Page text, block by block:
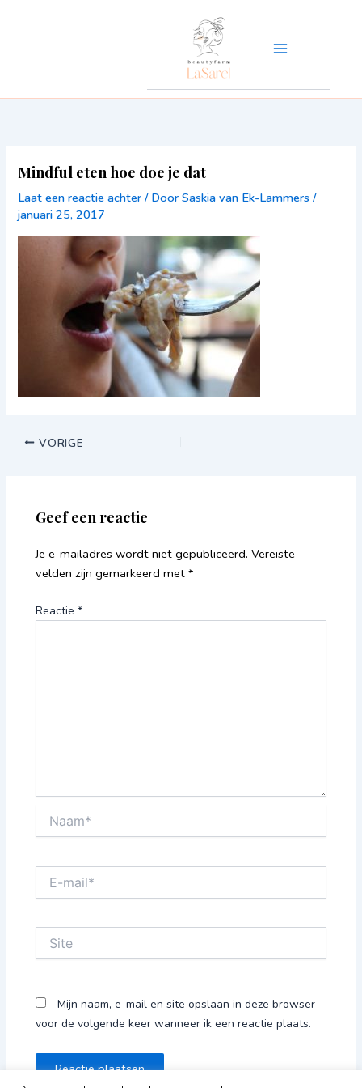
Mindful eten hoe doe je dat
Laat een reactie achter / DoorSaskia van Ek-Lammers/
januari 25, 2017
VORIGE
Geef een reactie
Je e-mailadres wordt niet gepubliceerd. Vereiste
velden zijn gemarkeerd met*
Reactie*
mail*
Mijn naam, e-mail en site opslaan in deze browser
voor de volgende keer wanneer ik een reactie plaats.